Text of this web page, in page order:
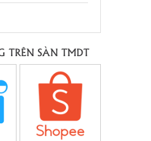
TRÊN SÀN TMDT